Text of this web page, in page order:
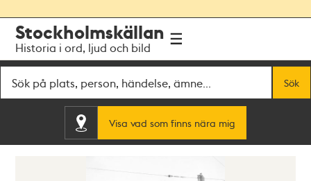
navigationen
huvudinnehållet
Stockholmskällan
Historia i ord, ljud och bild
Sök
Visa vad som finns nära mig